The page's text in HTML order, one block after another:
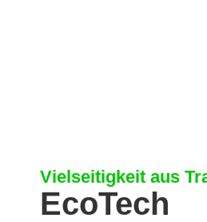
Vielseitigkeit aus
EcoTech